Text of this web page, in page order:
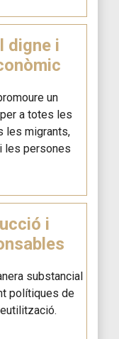
digne i
un
a totes les
les migrants,
les persones
i
substancial
polítiques de